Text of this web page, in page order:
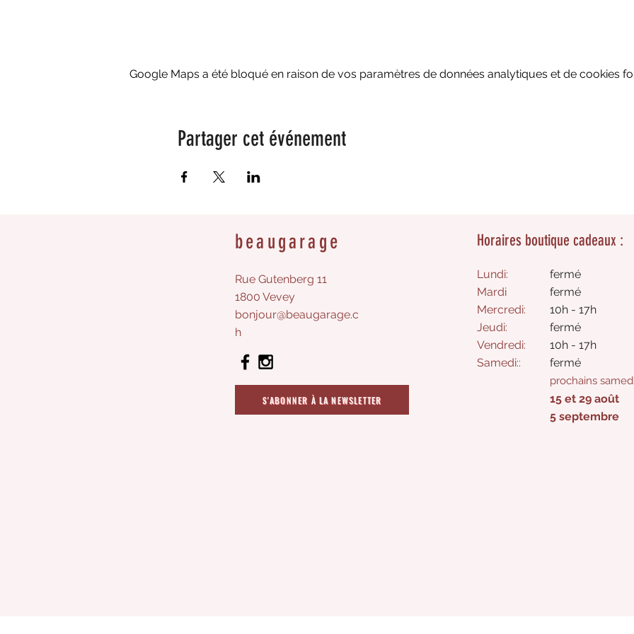
Google Maps a été bloqué en raison de vos paramètres de données analytiques et de cookies
Partager cet événement
beaugarage
Rue Gutenberg 11
1800 Vevey
bonjour@beaugarage.c
h
S'ABONNER À LA NEWSLETTER
Horaires boutique cadeaux :
Lundi:
Mardi
Mercredi:
Jeudi:
Vendredi:
Samedi::
fermé
fermé
10h - 17h
fermé​
10h - 17h
​fermé
prochains
15 et 29 août
5 septembre